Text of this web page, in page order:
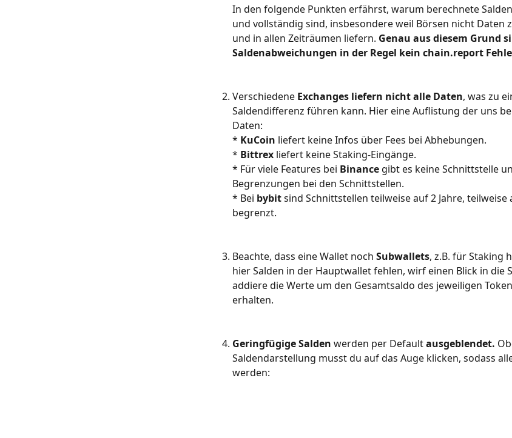
In den folgende Punkten erfährst, warum berechnete
und vollständig sind, insbesondere weil Börsen nicht Daten
und in allen Zeiträumen liefern. Genau aus diesem Grund
Saldenabweichungen in der Regel kein chain.report
​Verschiedene Exchanges liefern nicht alle Daten, was zu
Saldendifferenz führen kann. Hier eine Auflistung der uns
Daten:
* KuCoin liefert keine Infos über Fees bei Abhebungen.
* Bittrex liefert keine Staking-Eingänge.
* Für viele Features bei Binance gibt es keine Schnittstelle
Begrenzungen bei den Schnittstellen.
* Bei bybit sind Schnittstellen teilweise auf 2 Jahre, teilweise
begrenzt.
Beachte, dass eine Wallet noch Subwallets, z.B. für Staking
hier Salden in der Hauptwallet fehlen, wirf einen Blick in die
addiere die Werte um den Gesamtsaldo des jeweiligen
erhalten.
Geringfügige Salden werden per Default ausgeblendet.
Saldendarstellung musst du auf das Auge klicken, sodass
werden: